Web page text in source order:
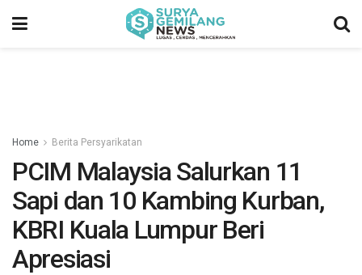
Home Berita Persyarikatan
PCIM Malaysia Salurkan 11
Sapi dan 10 Kambing Kurban,
KBRI Kuala Lumpur Beri
Apresiasi